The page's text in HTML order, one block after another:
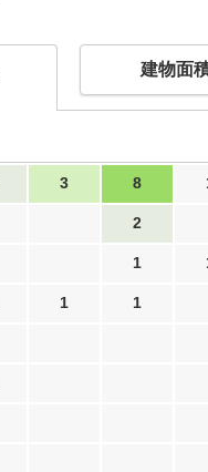
建物面
3 8
2
1
1 1